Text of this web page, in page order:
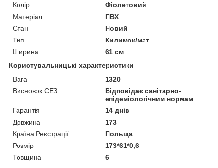
Колір
Фіолетовий
Матеріал
ПВХ
Стан
Новий
Тип
Килимок/мат
Ширина
61 см
Користувальницькі характеристики
Вага
1320
Висновок СЕЗ
Відповідає санітарно-
епідеміологічним нормам
Гарантія
14 днів
Довжина
173
Країна Реєстрації
Польща
Розмір
173*61*0,6
Товщина
6